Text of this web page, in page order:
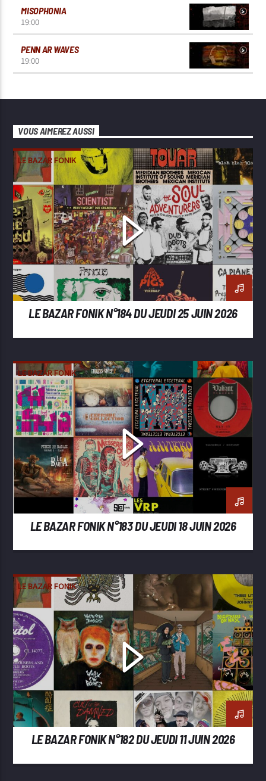
MISOPHONIA
19:00
PENN AR WAVES
19:00
VOUS AIMEREZ AUSSI
LE BAZAR FONIK
LE BAZAR FONIK N°184 DU JEUDI 25 JUIN 2026
LE BAZAR FONIK
LE BAZAR FONIK N°183 DU JEUDI 18 JUIN 2026
LE BAZAR FONIK
LE BAZAR FONIK N°182 DU JEUDI 11 JUIN 2026